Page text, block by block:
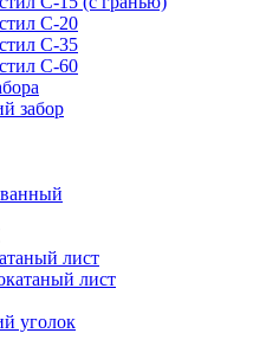
С-20
С-35
С-60
забор
лист
лист
уголок